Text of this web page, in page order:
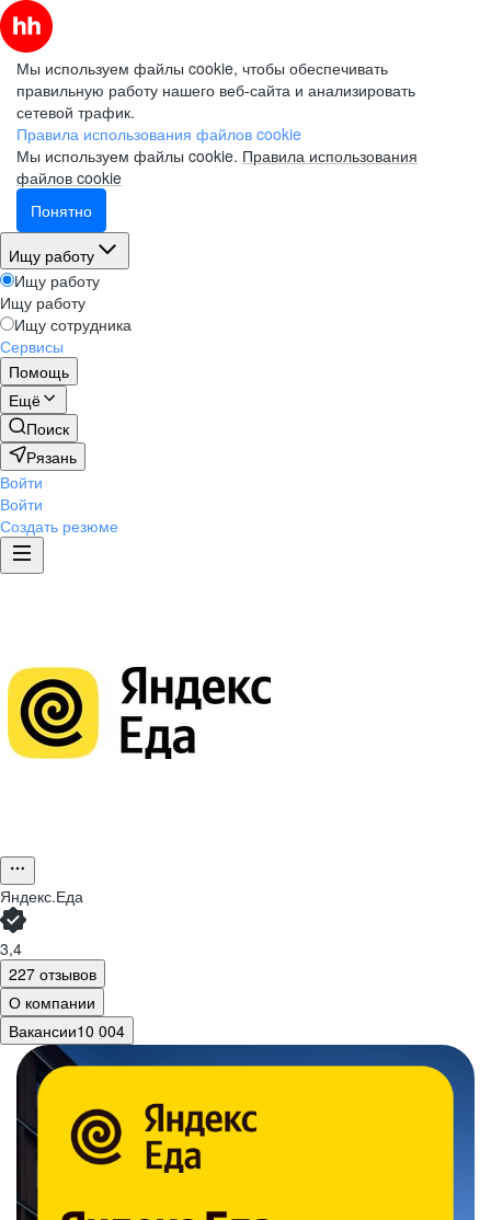
Мы используем файлы cookie, чтобы обеспечивать
правильную работу нашего веб-сайта и анализировать
сетевой трафик.
Правила использования файлов cookie
Мы используем файлы cookie. Правила использования
файлов cookie
Понятно
Ищу работу
Ищу работу
Ищу работу
Ищу сотрудника
Сервисы
Помощь
Ещё
Поиск
Рязань
Войти
Войти
Создать резюме
Яндекс.Еда
3,4
227 отзывов
О компании
Вакансии10 004